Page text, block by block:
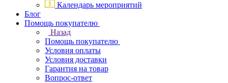
Календарь мероприятий
Блог
Помощь покупателю
Назад
Помощь покупателю
Условия оплаты
Условия доставки
Гарантия на товар
Вопрос-ответ